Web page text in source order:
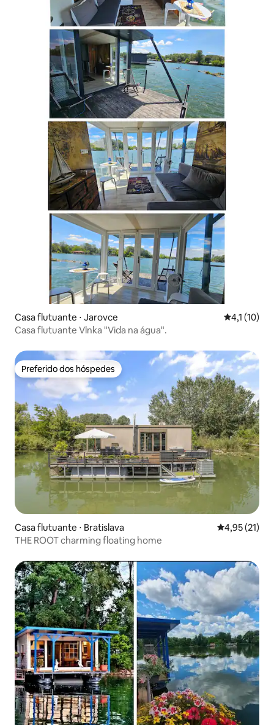
Casa flutuante ⋅ Jarovce 4,1 de uma
4,1 (10)
Casa flutuante Vlnka "Vida na água".
Preferido dos hóspedes
Preferido dos hóspedes
Casa flutuante ⋅ Bratislava 4,95 de uma
4,95 (21)
THE ROOT charming floating home